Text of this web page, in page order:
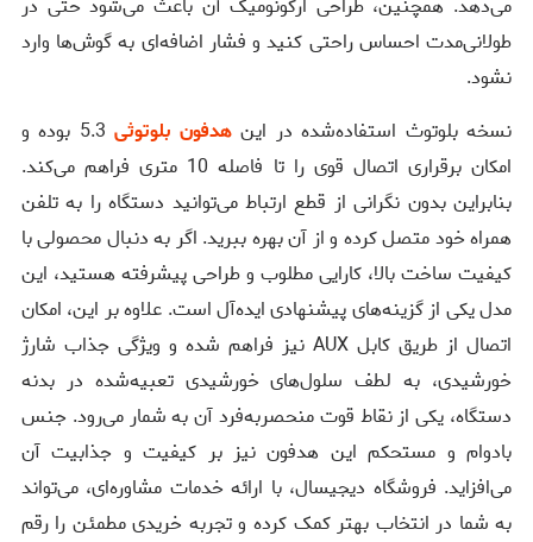
می‌دهد. همچنین، طراحی ارگونومیک آن باعث می‌شود حتی در
طولانی‌مدت احساس راحتی کنید و فشار اضافه‌ای به گوش‌ها وارد
نشود.
نسخه بلوتوث استفاده‌شده در اینهدفون بلوتوثی
5.3 بوده و
امکان برقراری اتصال قوی را تا فاصله 10 متری فراهم می‌کند.
بنابراین بدون نگرانی از قطع ارتباط می‌توانید دستگاه را به تلفن
همراه خود متصل کرده و از آن بهره ببرید. اگر به دنبال محصولی با
کیفیت ساخت بالا، کارایی مطلوب و طراحی پیشرفته هستید، این
مدل یکی از گزینه‌های پیشنهادی ایده‌آل است. علاوه بر این، امکان
اتصال از طریق کابل AUX نیز فراهم شده و ویژگی جذاب شارژ
خورشیدی، به لطف سلول‌های خورشیدی تعبیه‌شده در بدنه
دستگاه، یکی از نقاط قوت منحصربه‌فرد آن به شمار می‌رود. جنس
بادوام و مستحکم این هدفون نیز بر کیفیت و جذابیت آن
می‌افزاید. فروشگاه دیجیسال، با ارائه خدمات مشاوره‌ای، می‌تواند
به شما در انتخاب بهتر کمک کرده و تجربه خریدی مطمئن را رقم